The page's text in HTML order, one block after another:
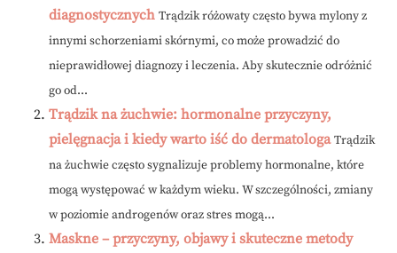
diagnostycznych Trądzik różowaty często bywa mylony z
innymi schorzeniami skórnymi, co może prowadzić do
nieprawidłowej diagnozy i leczenia. Aby skutecznie odróżnić
go od...
Trądzik na żuchwie: hormonalne przyczyny,
pielęgnacja i kiedy warto iść do dermatologa Trądzik
na żuchwie często sygnalizuje problemy hormonalne, które
mogą występować w każdym wieku. W szczególności, zmiany
w poziomie androgenów oraz stres mogą...
Maskne – przyczyny, objawy i skuteczne metody